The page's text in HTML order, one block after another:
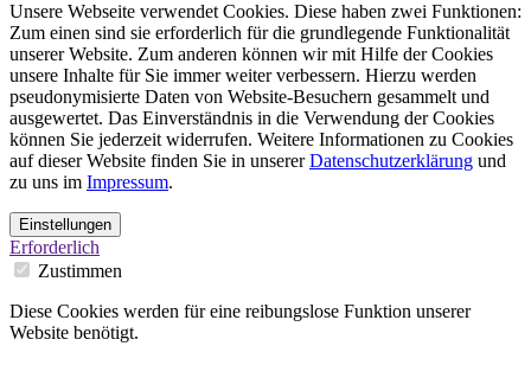
Unsere Webseite verwendet Cookies. Diese haben zwei Funktionen:
Zum einen sind sie erforderlich für die grundlegende Funktionalität
unserer Website. Zum anderen können wir mit Hilfe der Cookies
unsere Inhalte für Sie immer weiter verbessern. Hierzu werden
pseudonymisierte Daten von Website-Besuchern gesammelt und
ausgewertet. Das Einverständnis in die Verwendung der Cookies
können Sie jederzeit widerrufen. Weitere Informationen zu Cookies
auf dieser Website finden Sie in unsererDatenschutzerklärung und
zu uns im Impressum.
Einstellungen
Erforderlich
Zustimmen
Diese Cookies werden für eine reibungslose Funktion unserer
Website benötigt.